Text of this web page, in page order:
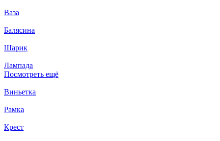
Ваза
Балясина
Шарик
Лампада
Посмотреть ещё
Виньетка
Рамка
Крест